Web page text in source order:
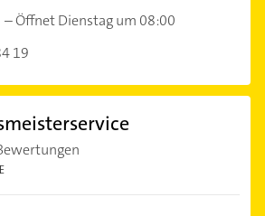
–Öffnet Dienstag um 08:00
19